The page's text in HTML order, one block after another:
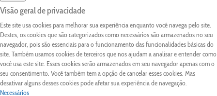
Visão geral de privacidade
Este site usa cookies para melhorar sua experiência enquanto você navega pelo site.
Destes, os cookies que são categorizados como necessários são armazenados no seu
navegador, pois são essenciais para o funcionamento das funcionalidades básicas do
site. Também usamos cookies de terceiros que nos ajudam a analisar e entender como
você usa este site. Esses cookies serão armazenados em seu navegador apenas com o
seu consentimento. Você também tem a opção de cancelar esses cookies. Mas
desativar alguns desses cookies pode afetar sua experiência de navegação.
Necessários